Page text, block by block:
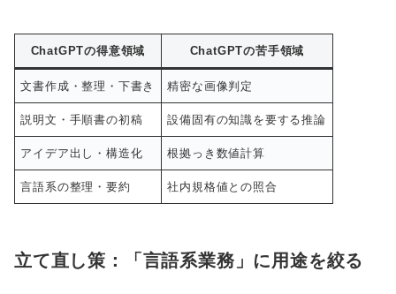
ChatGPTの得意領域 ChatGPTの苦手領域
文書作成・整理・下書き 精密な画像判定
説明文・手順書の初稿 設備固有の知識を要する推論
アイデア出し・構造化 根拠っき数値計算
言語系の整理・要約 社内規格値との照合
立て直し策：「言語系業務」に用途を絞る